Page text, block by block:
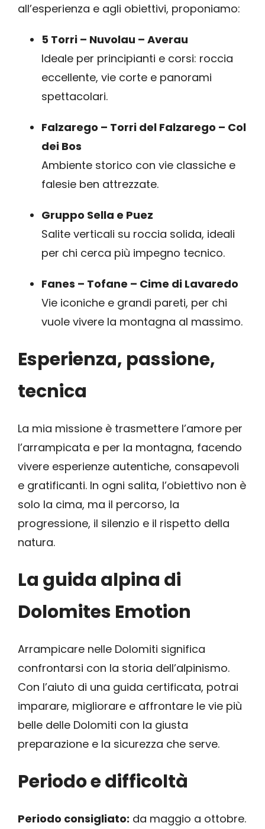
all’esperienza e agli obiettivi, proponiamo:
5 Torri – Nuvolau – Averau
Ideale per principianti e corsi: roccia
eccellente, vie corte e panorami
spettacolari.
Falzarego – Torri del Falzarego – Col
dei Bos
Ambiente storico con vie classiche e
falesie ben attrezzate.
Gruppo Sella e Puez
Salite verticali su roccia solida, ideali
per chi cerca più impegno tecnico.
Fanes – Tofane – Cime di Lavaredo
Vie iconiche e grandi pareti, per chi
vuole vivere la montagna al massimo.
Esperienza, passione,
tecnica
La mia missione è trasmettere l’amore per
l’arrampicata e per la montagna, facendo
vivere esperienze autentiche, consapevoli
e gratificanti. In ogni salita, l’obiettivo non è
solo la cima, ma il percorso, la
progressione, il silenzio e il rispetto della
natura.
La guida alpina di
Dolomites Emotion
Arrampicare nelle Dolomiti significa
confrontarsi con la storia dell’alpinismo.
Con l’aiuto di una guida certificata, potrai
imparare, migliorare e affrontare le vie più
belle delle Dolomiti con la giusta
preparazione e la sicurezza che serve.
Periodo e difficoltà
Periodo consigliato: da maggio a ottobre.